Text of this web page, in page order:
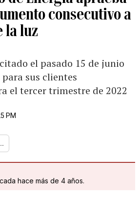
consecutivo a
la luz
el pasado 15 de junio
para sus clientes
el tercer trimestre de 2022
PM
hace más de 4 años.